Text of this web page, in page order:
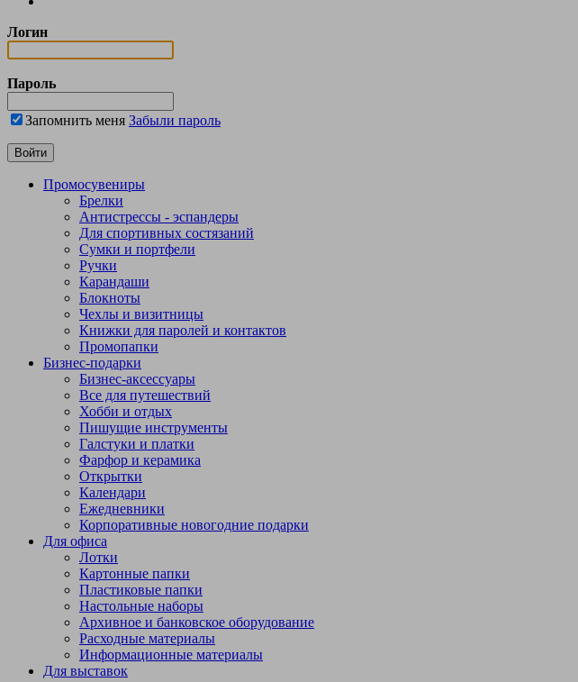
Логин
Пароль
Запомнить меня Забыли пароль
Промосувениры
Брелки
Антистрессы - эспандеры
Для спортивных состязаний
Сумки и портфели
Ручки
Карандаши
Блокноты
Чехлы и визитницы
Книжки для паролей и контактов
Промопапки
Бизнес-подарки
Бизнес-аксессуары
Все для путешествий
Хобби и отдых
Пишущие инструменты
Галстуки и платки
Фарфор и керамика
Открытки
Календари
Ежедневники
Корпоративные новогодние подарки
Для офиса
Лотки
Картонные папки
Пластиковые папки
Настольные наборы
Архивное и банковское оборудование
Расходные материалы
Информационные материалы
Для выставок